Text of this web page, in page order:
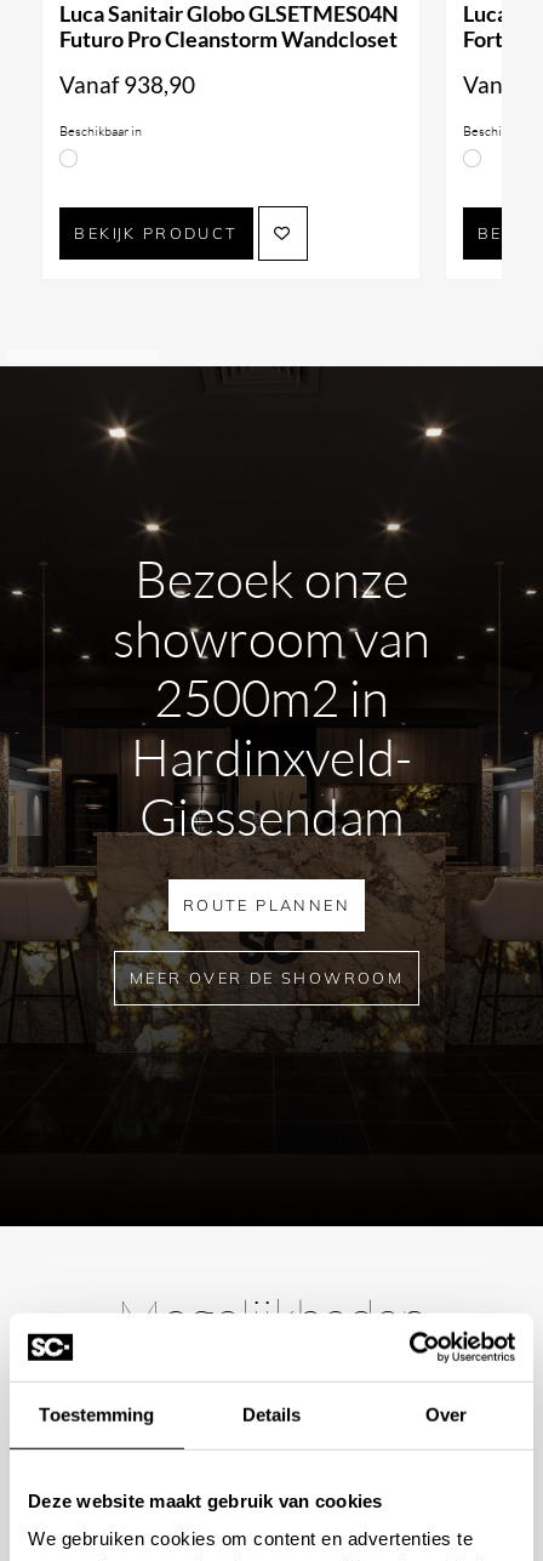
Toestemming Details Over
Deze website maakt gebruik van cookies
We gebruiken cookies om content en advertenties te
Luca Sanitair Globo GLSETMES04N
Futuro Pro Cleanstorm Wandcloset
Vanaf938,90
Beschikbaar in
BEKIJK PRODUCT
Luca
Forty3
Vanaf
Beschikbaar
Bezoek onze
showroom van
2500m2 in
Hardinxveld-
Giessendam
ROUTE PLANNEN
MEER OVER DE SHOWROOM
Mogelijkheden
bespreken?
Wilt u ook iedere dag genieten van een luxe badkamer?
+31 10 28 575 85
projects@stonecompany.nl